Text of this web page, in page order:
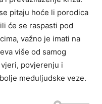
pitaju hoće li porodica
će se raspasti pod
važno je imati na
više od samog
povjerenju i
međuljudske veze.